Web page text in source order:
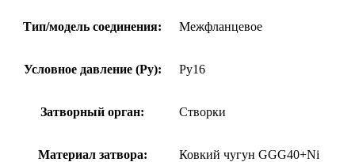
Тип/модель соединения: Межфланцевое
Условное давление (Ру): Ру16
Затворный орган: Створки
Материал затвора: Ковкий чугун GGG40+Ni